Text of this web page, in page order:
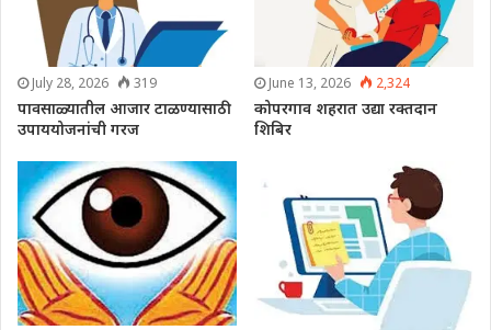
July 28, 2026 319
पावसाळ्यातील आजार टाळण्यासाठी
उपाययोजनांची गरज
June 13, 2026 2,324
कोपरगाव शहरात उद्या रक्तदान
शिबिर